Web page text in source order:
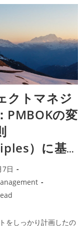
クトマネジ
PMBOKの変
）に基
ーチ
7日
をしっかり計画したの